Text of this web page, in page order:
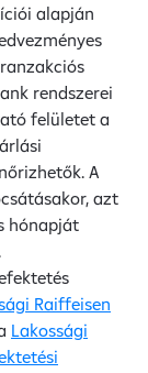
alapján
rendszerei
felületet a
A
azt
hónapját
Raiffeisen
Lakossági